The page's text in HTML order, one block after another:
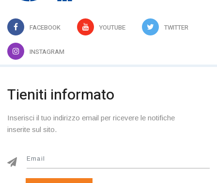
FACEBOOK YOUTUBE TWITTER
INSTAGRAM
Tieniti informato
Inserisci il tuo indirizzo email per ricevere le notifiche
inserite sul sito.